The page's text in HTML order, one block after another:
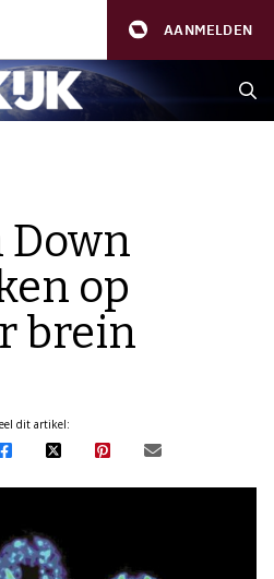
AANMELDEN
Down
op
brein
dit artikel: